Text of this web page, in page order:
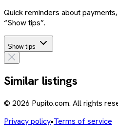
Quick reminders about
“Show tips”.
Show tips
Similar listings
© 2026 Pupito.com. All rights
Privacy policy•Terms of service